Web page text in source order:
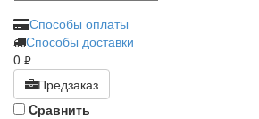
Способы оплаты
Способы доставки
0 руб.
Предзаказ
Cравнить